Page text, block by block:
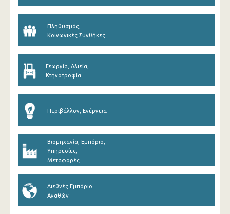
Πληθυσμός,
Κοινωνικές Συνθήκες
Γεωργία, Αλιεία,
Κτηνοτροφία
Περιβάλλον, Ενέργεια
Βιομηχανία, Εμπόριο,
Υπηρεσίες,
Μεταφορές
Διεθνές Εμπόριο
Αγαθών